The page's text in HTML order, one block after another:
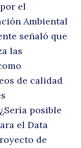
el
Ambiental
señaló que
las
de calidad
posible
el Data
de